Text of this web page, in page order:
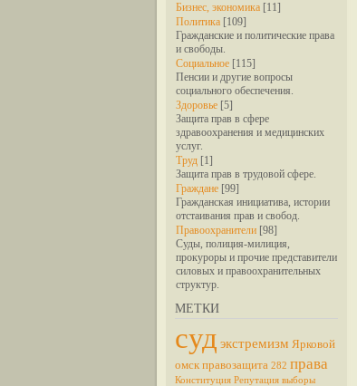
Бизнес, экономика [11]
Политика [109]
Гражданские и политические права
и свободы.
Социальное [115]
Пенсии и другие вопросы
социального обеспечения.
Здоровье [5]
Защита прав в сфере
здравоохранения и медицинских
услуг.
Труд [1]
Защита прав в трудовой сфере.
Граждане [99]
Гражданская инициатива, истории
отстаивания прав и свобод.
Правоохранители [98]
Суды, полиция-милиция,
прокуроры и прочие представители
силовых и правоохранительных
структур.
МЕТКИ
суд экстремизм Ярковой
омск правозащита 282 права
Конституция Репутация выборы